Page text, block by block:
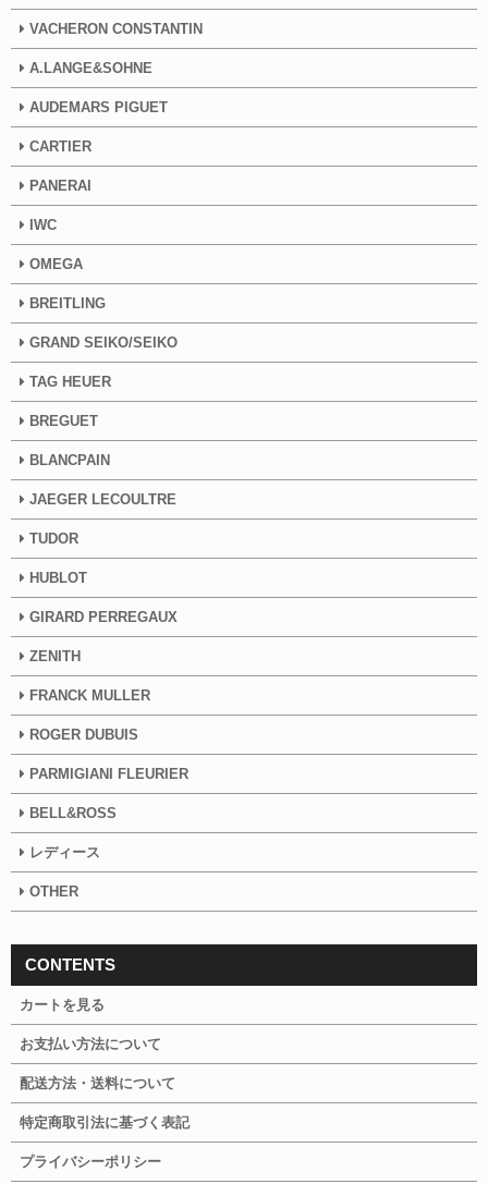
VACHERON CONSTANTIN
A.LANGE&SOHNE
AUDEMARS PIGUET
CARTIER
PANERAI
IWC
OMEGA
BREITLING
GRAND SEIKO/SEIKO
TAG HEUER
BREGUET
BLANCPAIN
JAEGER LECOULTRE
TUDOR
HUBLOT
GIRARD PERREGAUX
ZENITH
FRANCK MULLER
ROGER DUBUIS
PARMIGIANI FLEURIER
BELL&ROSS
レディース
OTHER
CONTENTS
カートを見る
お支払い方法について
配送方法・送料について
特定商取引法に基づく表記
プライバシーポリシー